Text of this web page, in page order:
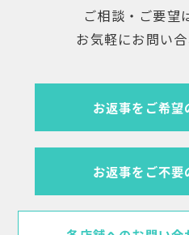
ご相談・ご要望
お気軽にお問い合
お返事をご希望
お返事をご不要